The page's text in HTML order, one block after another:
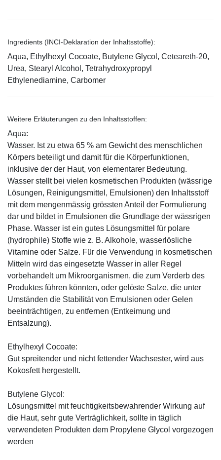
Ingredients (INCI-Deklaration der Inhaltsstoffe):
Aqua, Ethylhexyl Cocoate, Butylene Glycol, Ceteareth-20,
Urea, Stearyl Alcohol, Tetrahydroxypropyl
Ethylenediamine, Carbomer
Weitere Erläuterungen zu den Inhaltsstoffen:
Aqua:
Wasser. Ist zu etwa 65 % am Gewicht des menschlichen
Körpers beteiligt und damit für die Körperfunktionen,
inklusive der der Haut, von elementarer Bedeutung.
Wasser stellt bei vielen kosmetischen Produkten (wässrige
Lösungen, Reinigungsmittel, Emulsionen) den Inhaltsstoff
mit dem mengenmässig grössten Anteil der Formulierung
dar und bildet in Emulsionen die Grundlage der wässrigen
Phase. Wasser ist ein gutes Lösungsmittel für polare
(hydrophile) Stoffe wie z. B. Alkohole, wasserlösliche
Vitamine oder Salze. Für die Verwendung in kosmetischen
Mitteln wird das eingesetzte Wasser in aller Regel
vorbehandelt um Mikroorganismen, die zum Verderb des
Produktes führen könnten, oder gelöste Salze, die unter
Umständen die Stabilität von Emulsionen oder Gelen
beeinträchtigen, zu entfernen (Entkeimung und
Entsalzung).
Ethylhexyl Cocoate:
Gut spreitender und nicht fettender Wachsester, wird aus
Kokosfett hergestellt.
Butylene Glycol:
Lösungsmittel mit feuchtigkeitsbewahrender Wirkung auf
die Haut, sehr gute Verträglichkeit, sollte in täglich
verwendeten Produkten dem Propylene Glycol vorgezogen
werden